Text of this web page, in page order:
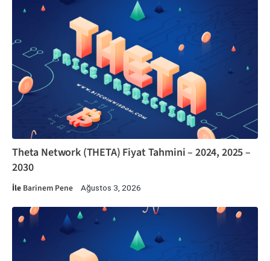
Theta Network (THETA) Fiyat Tahmini – 2024, 2025 –
2030
İle Barinem Pene Ağustos 3, 2026